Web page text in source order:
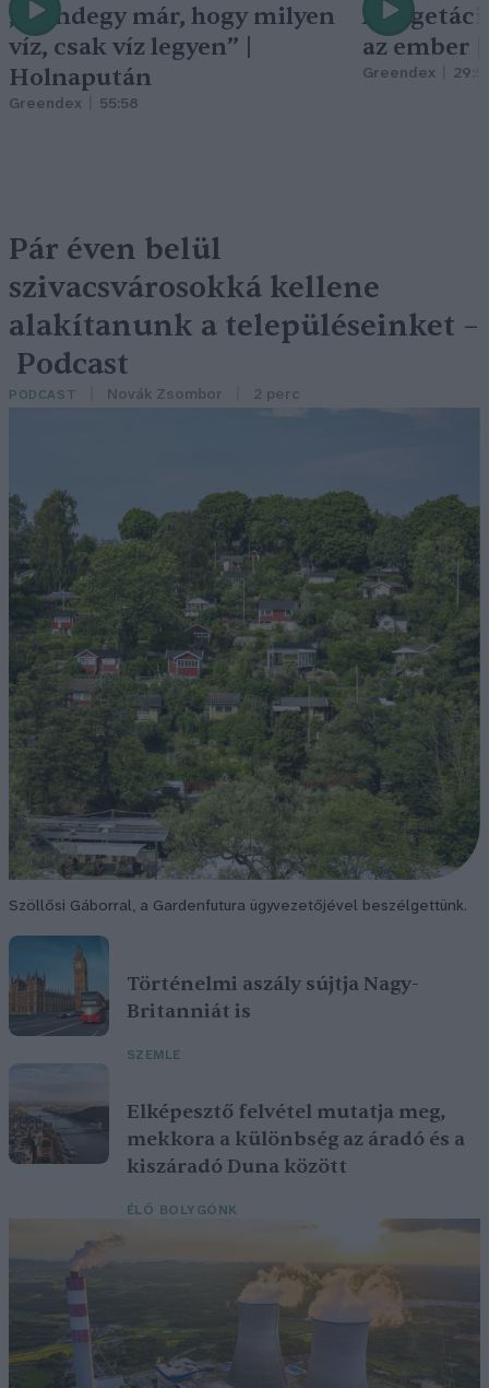
„Mindegy már, hogy milyen
víz, csak víz legyen” |
Holnapután
Greendex 55:58
A
az ember
Greendex
Pár éven belül
szivacsvárosokká kellene
alakítanunk a településeinket –
Podcast
PODCAST Novák Zsombor 2 perc
Szöllősi Gáborral, a Gardenfutura ügyvezetőjével beszélgettünk.
Történelmi aszály sújtja Nagy-
Britanniát is
SZEMLE
Elképesztő felvétel mutatja meg,
mekkora a különbség az áradó és a
kiszáradó Duna között
ÉLŐ BOLYGÓNK